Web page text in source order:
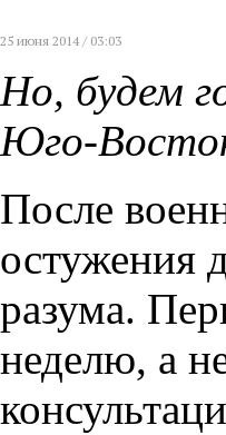
25 июня 2014 / 03:03
Но, будем
Юго-
После
остужения
разума.
неделю, а